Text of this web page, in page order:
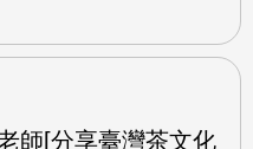
師[分享臺灣茶文化